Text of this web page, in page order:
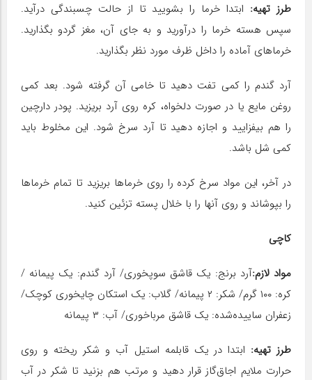
طرز تهیه: ابتدا خرما را بشویید تا از حالت چسبندگی درآید.
سپس هسته خرما را درآورید و به جای آن، مغز گردو بگذارید.
خرماهای آماده را داخل ظرف مورد نظر بگذارید.
آرد گندم را کمی تفت دهید تا خامی آن گرفته شود. بعد کمی
روغن مایع یا در صورت دلخواه، کره روی آرد بریزید. پودر دارچین
را هم بیفزایید و اجازه دهید تا آرد سرخ شود. این مخلوط باید
کمی شل باشد.
در آخر، این مواد سرخ کرده را روی خرماها بریزید تا تمام خرماها
را بپوشاند و روی آنها را با خلال پسته تزئین کنید.
کاچی
مواد لازم:آرد برنج: یک قاشق سوپخوری/ آرد گندم: یک پیمانه /
کره: ۱۰۰ گرم/ شکر: ۲ پیمانه/ گلاب: یک استکان چایخوری کوچک/
زعفران ساییده‌شده: یک قاشق مرباخوری/ آب: ۳ پیمانه
طرز تهیه: ابتدا در یک قابلمه استیل آب و شکر ریخته و روی
حرارت ملایم اجاق‌گاز قرار دهید و مرتب هم بزنید تا شکر در آب